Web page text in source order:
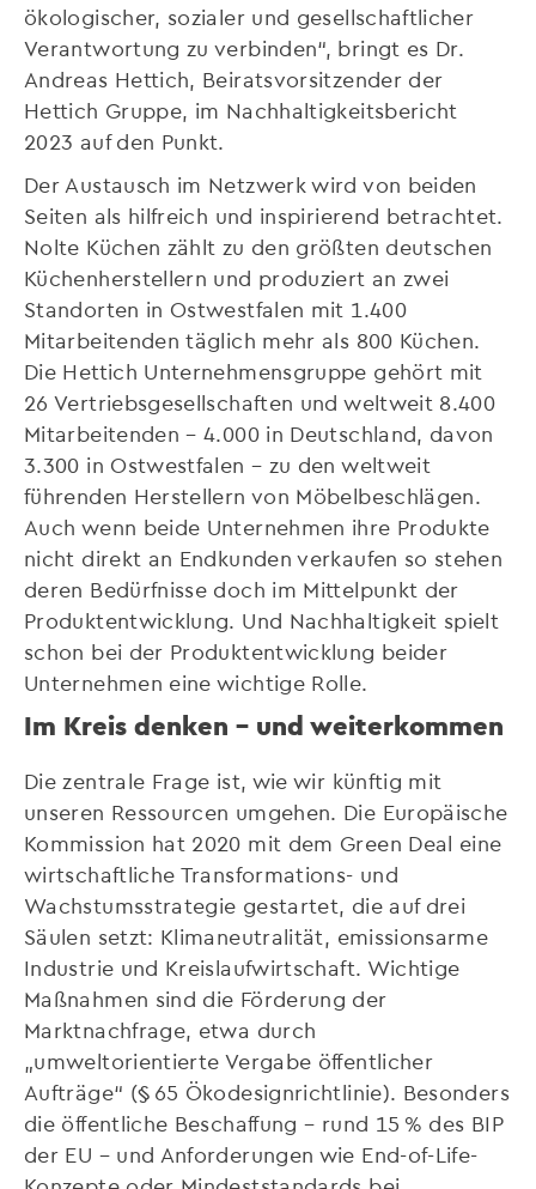
ökologischer, sozialer und gesellschaftlicher
Verantwortung zu verbinden“, bringt es Dr.
Andreas Hettich, Beiratsvorsitzender der
Hettich Gruppe, im Nachhaltigkeitsbericht
2023 auf den Punkt.
Der Austausch im Netzwerk wird von beiden
Seiten als hilfreich und inspirierend betrachtet.
Nolte Küchen zählt zu den größten deutschen
Küchenherstellern und produziert an zwei
Standorten in Ostwestfalen mit 1.400
Mitarbeitenden täglich mehr als 800 Küchen.
Die Hettich Unternehmensgruppe gehört mit
26 Vertriebsgesellschaften und weltweit 8.400
Mitarbeitenden – 4.000 in Deutschland, davon
3.300 in Ostwestfalen – zu den weltweit
führenden Herstellern von Möbelbeschlägen.
Auch wenn beide Unternehmen ihre Produkte
nicht direkt an Endkunden verkaufen so stehen
deren Bedürfnisse doch im Mittelpunkt der
Produktentwicklung. Und Nachhaltigkeit spielt
schon bei der Produktentwicklung beider
Unternehmen eine wichtige Rolle.
Im Kreis denken – und weiterkommen
Die zentrale Frage ist, wie wir künftig mit
unseren Ressourcen umgehen. Die Europäische
Kommission hat 2020 mit dem Green Deal eine
wirtschaftliche Transformations- und
Wachstumsstrategie gestartet, die auf drei
Säulen setzt: Klimaneutralität, emissionsarme
Industrie und Kreislaufwirtschaft. Wichtige
Maßnahmen sind die Förderung der
Marktnachfrage, etwa durch
„umweltorientierte Vergabe öffentlicher
Aufträge“ (§ 65 Ökodesignrichtlinie). Besonders
die öffentliche Beschaffung – rund 15 % des BIP
der EU – und Anforderungen wie End-of-Life-